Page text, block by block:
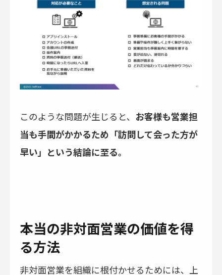
このような問題が生じると、 お客様も営業担
当も手間がかかるため「訪問して会った方が
早い」という結論に至る。
本当の非対面営業の価値を得
る方法
非対面営業を組織に根付かせるためには、上